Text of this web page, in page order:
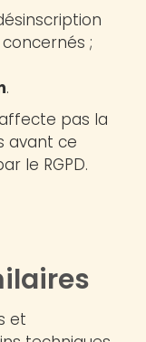
;
.
pas la
avant ce
le RGPD.
et